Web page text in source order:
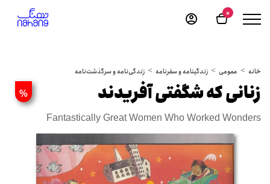
0
خانه عمومی زندگینامه و سفرنامه زندگی‌نامه و سرگذشت‌نامه
% زنانی که شگفتی آفریدند
Fantastically Great Women Who Worked Wonders